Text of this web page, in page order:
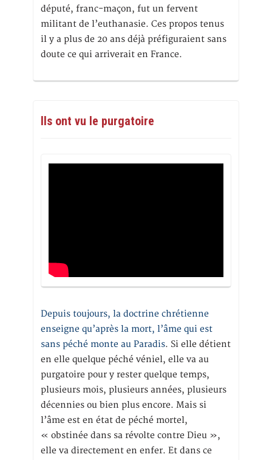
député, franc-maçon, fut un fervent
militant de l’euthanasie. Ces propos tenus
il y a plus de 20 ans déjà préfiguraient sans
doute ce qui arriverait en France.
Ils ont vu le purgatoire
Depuis toujours, la doctrine chrétienne
enseigne qu’après la mort, l’âme qui est
sans péché monte au Paradis. Si elle détient
en elle quelque péché véniel, elle va au
purgatoire pour y rester quelque temps,
plusieurs mois, plusieurs années, plusieurs
décennies ou bien plus encore. Mais si
l’âme est en état de péché mortel,
« obstinée dans sa révolte contre Dieu »,
elle va directement en enfer. Et dans ce